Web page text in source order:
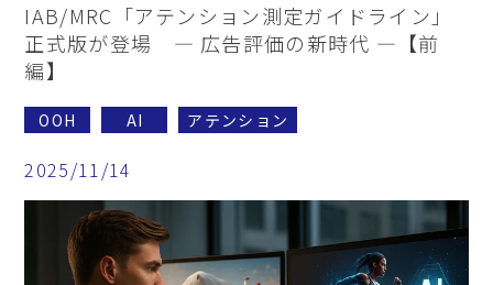
IAB/MRC「アテンション測定ガイドライン」
正式版が登場 ― 広告評価の新時代 ―【前
編】
OOH AI アテンション
2025/11/14